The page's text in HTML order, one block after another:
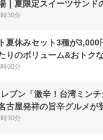
｜夏限定スイーツサンド
30分
夏休みセット3種が3,000
りのボリューム&おトク
00分
ブン「激辛！台湾ミン
古屋発祥の旨辛グルメが
30分